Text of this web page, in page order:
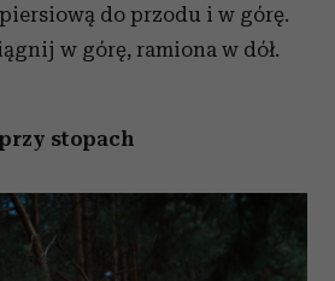
do przodu i w górę.
w górę, ramiona w dół.
stopach